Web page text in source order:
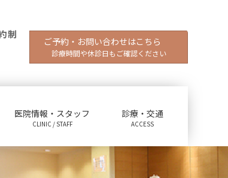
制
ご予約・お問い合わせはこちら
診療時間や休診日もご確認ください
医院情報・スタッフ
CLINIC / STAFF
診療・交通
ACCESS